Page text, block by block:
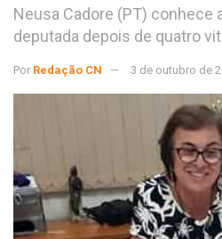
Neusa Cadore (PT) conhece
deputada depois de quatro
Por Redação CN 3 de outubro de